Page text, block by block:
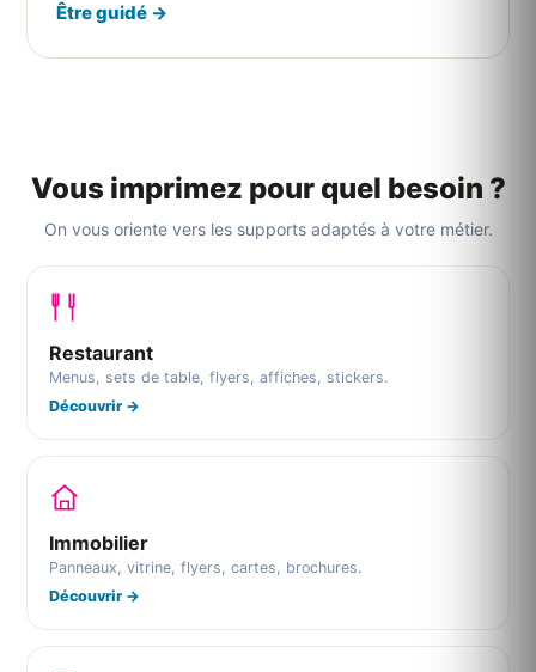
Être guidé →
Vous imprimez pour quel besoin ?
On vous oriente vers les supports adaptés à votre métier.
Restaurant
Menus, sets de table, flyers, affiches, stickers.
Découvrir →
Immobilier
Panneaux, vitrine, flyers, cartes, brochures.
Découvrir →